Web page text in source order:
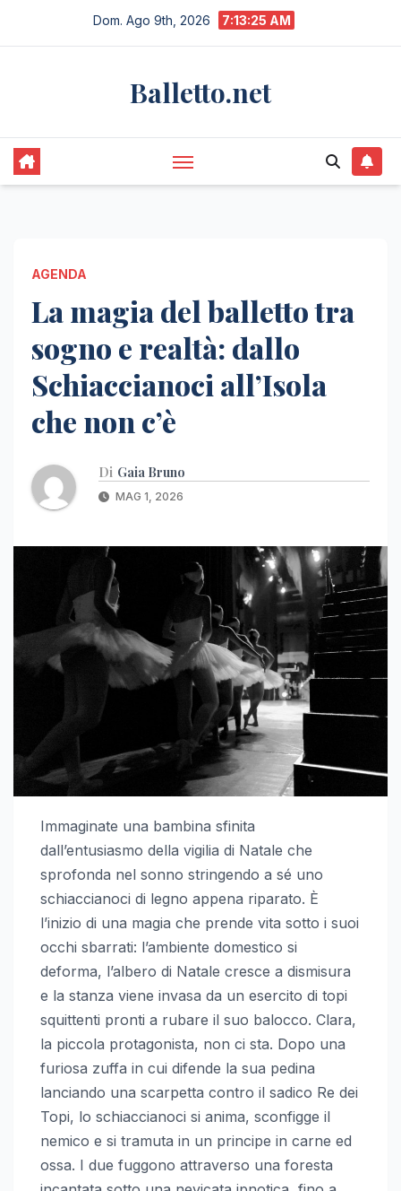
Dom. Ago 9th, 2026 7:13:26 AM
Balletto.net
AGENDA
La magia del balletto tra
sogno e realtà: dallo
Schiaccianoci all’Isola
che non c’è
Di Gaia Bruno
MAG 1, 2026
Immaginate una bambina sfinita
dall’entusiasmo della vigilia di Natale che
sprofonda nel sonno stringendo a sé uno
schiaccianoci di legno appena riparato. È
l’inizio di una magia che prende vita sotto i suoi
occhi sbarrati: l’ambiente domestico si
deforma, l’albero di Natale cresce a dismisura
e la stanza viene invasa da un esercito di topi
squittenti pronti a rubare il suo balocco. Clara,
la piccola protagonista, non ci sta. Dopo una
furiosa zuffa in cui difende la sua pedina
lanciando una scarpetta contro il sadico Re dei
Topi, lo schiaccianoci si anima, sconfigge il
nemico e si tramuta in un principe in carne ed
ossa. I due fuggono attraverso una foresta